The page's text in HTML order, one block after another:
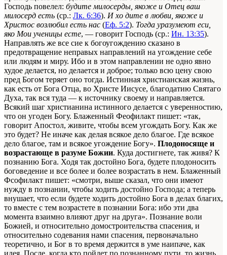
Господь повелел: будите милосерды, якоже и Отец ваш
милосерд есть (ср.: Лк. 6:36). И хо дите в любви, якоже и
Христос возлюбил есть нас (Еф. 5:2). Тогда уразумеют еси,
яко Мои ученицы есте, — говорит Господь (ср.: Ин. 13:35).
Направлять же все сие к богоугождению сказано в
предотвращение неправых направлений на угождение себе
или людям и миру. Ибо и в этом направлении не одно явно
худое делается, но делается и доброе; только всю цену свою
пред Богом теряет оно тогда. Истинная христианская жизнь,
как есть от Бога Отца, во Христе Иисусе, благодатию Святаго
Духа, так вся туда — к источнику своему и направляется.
Всякий шаг христианина истинного делается с уверенностию,
что он угоден Богу. Блаженный Феофилакт пишет: «так,
говорит Апостол, живите, чтобы всем угождать Богу. Как же
это будет? Не иначе как делая всякое дело благое. Где всякое
дело благое, там и всякое угождение Богу». Плодоносяще и
возрастающе в разуме Божии. Куда достигнете, так живя? К
познанию Бога. Ходя так достойно Бога, будете плодоносить
боговедение и все более и более возрастать в нем. Блаженный
Фсофилакт пишет: «смотри, выше сказал, что они имеют
нужду в познании, чтобы ходить достойно Господа; а теперь
внушает, что если будете ходить достойно Бога в делах благих,
то вместе с тем возрастете в познании Бога: ибо эти два
момента взаимно влияют друг на друга». Познание воли
Божией, и относительно домостроительства спасения, и
относительно содевания нами спасения, первоначально
теоретично, и Бог в то время держится в уме наипаче, как